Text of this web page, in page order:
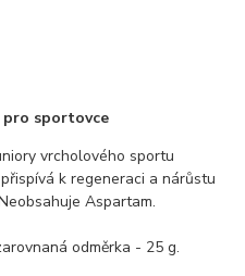
sportovce
vrcholového sportu
k regeneraci a nárůstu
Aspartam.
odměrka - 25 g.